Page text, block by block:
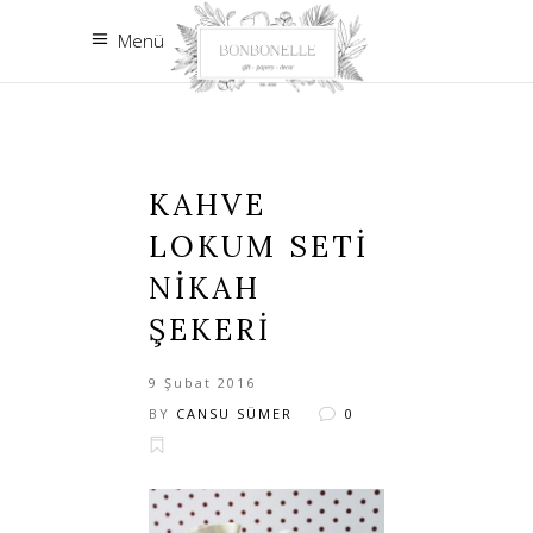
Menü
KAHVE
LOKUM SETI
NIKAH
ŞEKERI
9 Şubat 2016
BY CANSU SÜMER 0